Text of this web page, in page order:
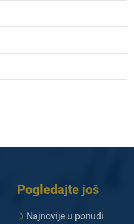
Pogledajte još
Najnovije u ponudi